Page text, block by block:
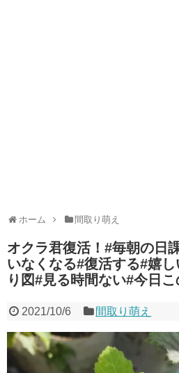
ホーム 間取り萌え
オクラ君復活！#毎朝の日
いなくなる#復活する#嬉
り図#見る時間ない#今日
2021/10/6 間取り萌え